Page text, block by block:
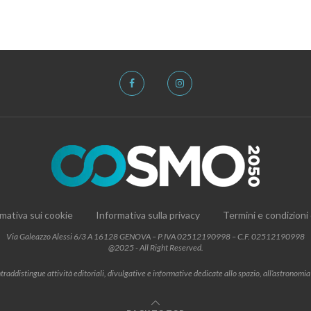
sui cookie Informativa sulla privacy Termini e condizioni
Via Galeazzo Alessi 6/3 A 16128 GENOVA – P.IVA 02512190998 – C.F. 02512190998
@2025 - All Right Reserved.
attività editoriali, divulgative e informative dedicate allo spazio,